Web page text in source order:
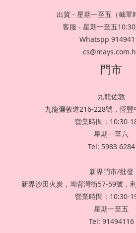
出貨 - 星期一至五（截單
客服 - 星期一至五
Whatspp
門市
九龍佐敦
九龍彌敦道216-228號，恆豐
營業時間：10:30-
星期一至六
Tel: 5983 6284
新界門市/批發
新界沙田火炭，坳背灣街57-59號，
營業時間：10:30-
星期一至五
Tel: 91494116